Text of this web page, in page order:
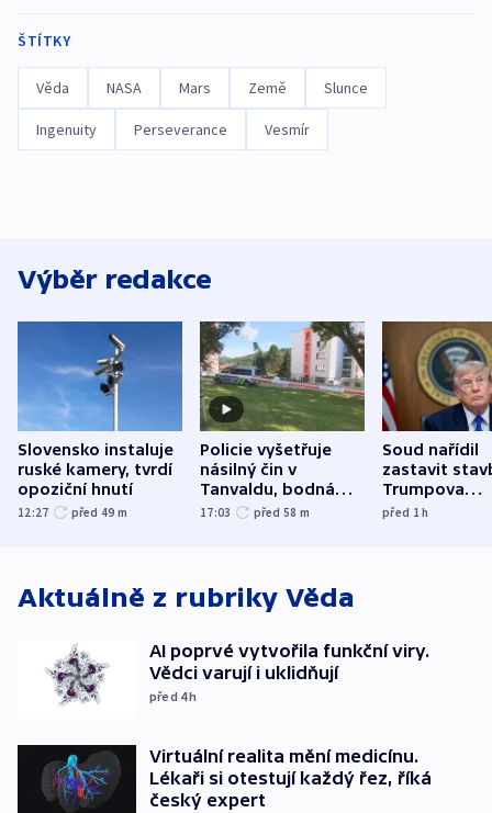
ŠTÍTKY
Věda NASA Mars Země Slunce
Ingenuity Perseverance Vesmír
Výběr redakce
Slovensko instaluje
ruské kamery, tvrdí
opoziční hnutí
12:27 před 49 m
Policie vyšetřuje
násilný čin v
Tanvaldu, bodná
zranění při něm
17:03 před 58 m
Soud nařídil
zastavit
Trumpova
tanečního
před 1h
Aktuálně z rubriky Věda
AI poprvé vytvořila funkční viry.
Vědci varují i uklidňují
před 4h
Virtuální realita mění medicínu.
Lékaři si otestují každý řez, říká
český expert